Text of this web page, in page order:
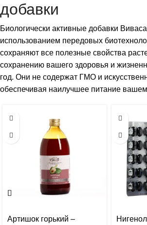
добавки
Биологически активные добавки
использованием передовых
сохраняют все полезные свойства
сохранению вашего здоровья и
год. Они не содержат ГМО и
обеспечивая наилучшее питание
Артишок горький –